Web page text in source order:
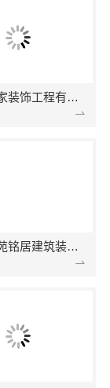
湖南自由家装饰工程有限公司
湖北省景苑铭居建筑装饰有限公司